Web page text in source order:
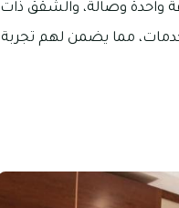
غرفة واحدة وصالة، والشقق ذات
مما يضمن لهم تجربة